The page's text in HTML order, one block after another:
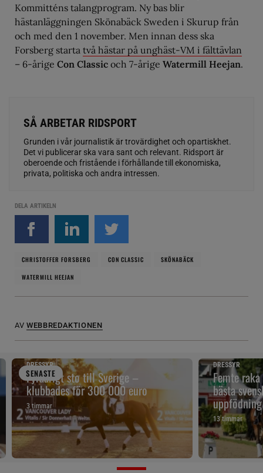
Kommitténs talangprogram. Ny bas blir
hästanläggningen Skönabäck Sweden i Skurup från
och med den 1 november. Men innan dess ska
Forsberg starta två hästar på unghäst-VM i fälttävlan
– 6-årige Con Classic och 7-årige Watermill Heejan.
SÅ ARBETAR RIDSPORT
Grunden i vår journalistik är trovärdighet och opartiskhet.
Det vi publicerar ska vara sant och relevant. Ridsport är
oberoende och fristående i förhållande till ekonomiska,
privata, politiska och andra intressen.
DELA ARTIKELN
CHRISTOFFER FORSBERG CON CLASSIC
SKÖNABÄCK
WATERMILL HEEJAN
AV WEBBREDAKTIONEN
SENASTE
DRESSYR
Fyraårigt sto till Sverige –
klubbades för 300 000 euro
3 timmar
DRESSYR
Femte
bästa
uppfödning
13 timmar